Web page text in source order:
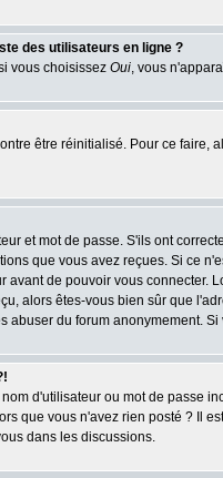
des utilisateurs en ligne ?
vous choisissez Oui, vous
être réinitialisé. Pour ce faire,
et mot de passe. S'ils ont
que vous avez reçues. Si ce
de pouvoir vous
alors êtes-vous bien sûr que
du forum anonymement.
d'utilisateur ou mot de passe
que vous n'avez rien posté ? Il
dans les discussions.